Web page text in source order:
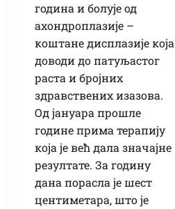
година и болује од
ахондроплазије –
коштане дисплазије која
доводи до патуљастог
раста и бројних
здравствених изазова.
Од јануара прошле
године прима терапију
која је већ дала значајне
резултате. За годину
дана порасла је шест
центиметара, што је